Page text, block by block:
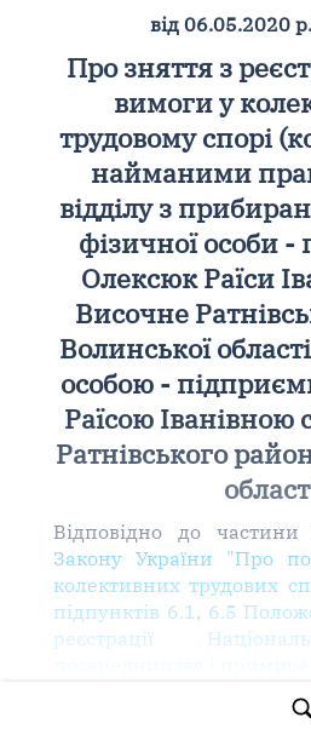
від 06.05.2020
Про зняття з
вимоги у
трудовому спорі
найманими
відділу з
фізичної особи
Олексюк Раїси
Височне
Волинської
особою -
Раїсою Іванівною
Ратнівського
Відповідно до
Закону України "Про
колективних трудових
підпунктів 6.1, 6.5
реєстрації